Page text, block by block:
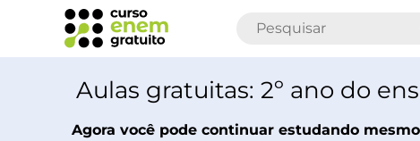
Aulas gratuitas: 2º ano do
Agora você pode continuar estudando